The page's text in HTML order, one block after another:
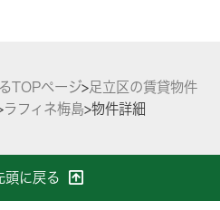
TOPページ>足立区の賃貸物件
ラフィネ梅島>物件詳細
頭に戻る